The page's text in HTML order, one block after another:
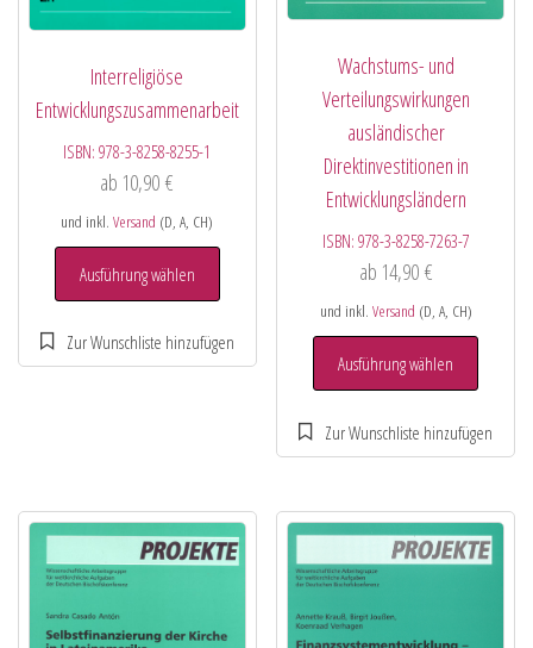
Interreligiöse
Entwicklungszusammenarbeit
ISBN:978-3-8258-8255-1
ab 10,90€
und inkl.Versand (D, A, CH)
Ausführung wählen
Wachstums- und
Verteilungswirkungen
ausländischer
Direktinvestitionen in
Entwicklungsländern
ISBN: 978-3-8258-7263-7
ab 14,90 €
und inkl. Versand (D, A, CH)
Ausführung wählen